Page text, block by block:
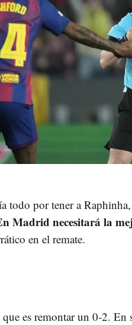
todo por tener a
Madrid necesitará la
en el remate.
es remontar un 0-2. En